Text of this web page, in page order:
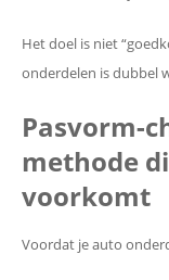
Het doel is niet
onderdelen is dubbel
Pasvorm-
methode
voorkomt
Voordat je auto